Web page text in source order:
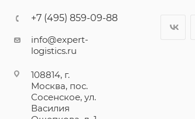
+7 (495) 859-09-88
info@expert-
logistics.ru
108814, г.
Москва, пос.
Сосенское, ул.
Василия